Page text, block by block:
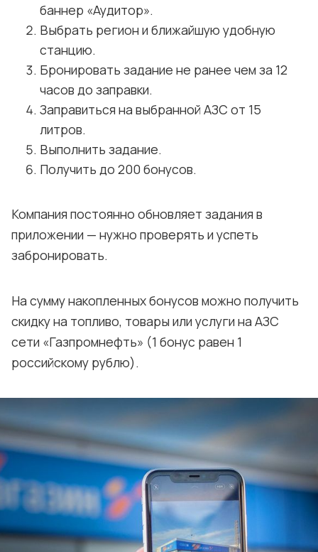
баннер «Аудитор».
Выбрать регион и ближайшую удобную
станцию.
Бронировать задание не ранее чем за 12
часов до заправки.
Заправиться на выбранной АЗС от 15
литров.
Выполнить задание.
Получить до 200 бонусов.
Компания постоянно обновляет задания в
приложении — нужно проверять и успеть
забронировать.
На сумму накопленных бонусов можно получить
скидку на топливо, товары или услуги на АЗС
сети «Газпромнефть» (1 бонус равен 1
российскому рублю).